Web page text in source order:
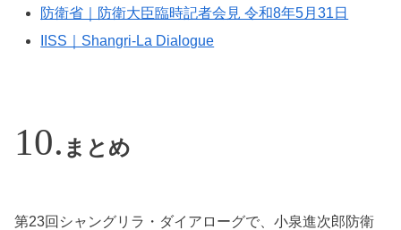
防衛省｜防衛大臣臨時記者会見 令和8年5月31日
IISS｜Shangri-La Dialogue
まとめ
第23回シャングリラ・ダイアローグで、小泉進次郎防衛